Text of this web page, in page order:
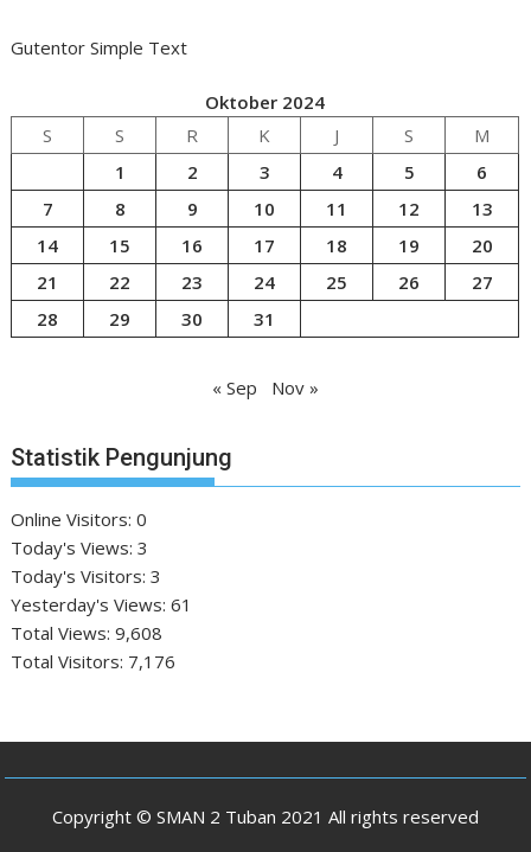
Gutentor Simple Text
Oktober 2024
S
S R K J S
M
1
2 3 4 5
6
7
8 9 10 11 12
13
14
15 16 17 18 19
20
21
22 23 24 25 26
27
28
29 30 31
« Sep Nov »
Statistik Pengunjung
Online Visitors:0
Today's Views:3
Today's Visitors:3
Yesterday's Views:61
Total Views:9,608
Total Visitors: 7,176
Copyright © SMAN 2 Tuban 2021 All rights reserved